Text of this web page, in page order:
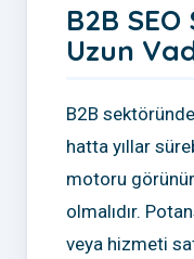
B2B
Uzun
B2B
hatta yıllar
motoru
olmalıdır.
veya hizmeti